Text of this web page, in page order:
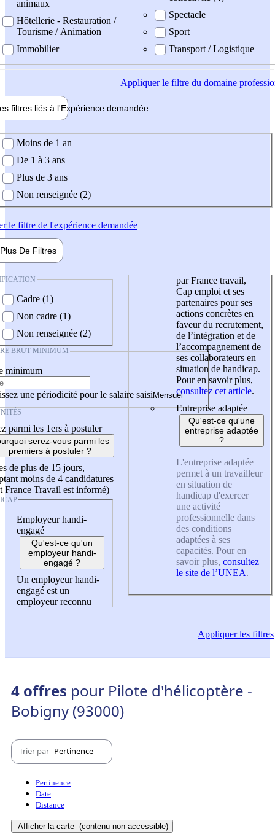
animaux
Hôtellerie - Restauration /
Tourisme / Animation
Immobilier
Spectacle
Sport
Transport / Logistique
Appliquerle filtre du domaine
filtres liés à l'Expérience demandée
demandée
Moins de 1 an
De 1 à 3 ans
Plus de 3 ans
Non renseignée (2)
le filtre de l'expérience demandée
Plus De Filtres
Cadre (1)
Non cadre (1)
Non renseignée (2)
BRUT MINIMUM
minimum
une périodicité pour le salaire saisi
parmi les 1ers à postuler
serez-vous parmi les
premiers à postuler ?
de plus de 15 jours,
moins de 4 candidatures
France Travail est informé)
Employeur handi-
engagé
Qu'est-ce qu'un
employeur handi-
engagé ?
Un employeur handi-
engagé est un
employeur reconnu
par France travail,
Cap emploi et ses
partenaires pour ses
actions concrètes en
faveur du recrutement,
de l’intégration et de
l’accompagnement de
ses collaborateurs en
situation de handicap.
Pour en savoir plus,
consultez cet article.
Entreprise adaptée
Qu'est-ce qu'une
entreprise adaptée
?
L'entreprise adaptée
permet à un travailleur
en situation de
handicap d'exercer
une activité
professionnelle dans
des conditions
adaptées à ses
capacités. Pour en
savoir plus, consultez
le site de l’UNEA.
Appliquerles filtres
4 offres pour Pilote d'hélicoptère -
Bobigny (93000)
Trier par Pertinence
Pertinence
Date
Distance
Afficher la carte (contenu non-accessible)